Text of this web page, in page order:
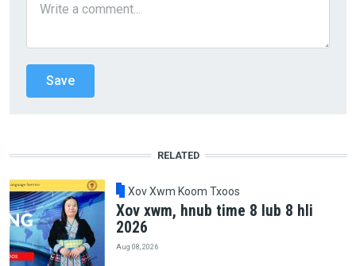
RELATED
Xov Xwm Koom Txoos
Xov xwm, hnub time 8 lub 8 hli
2026
Aug 08, 2026